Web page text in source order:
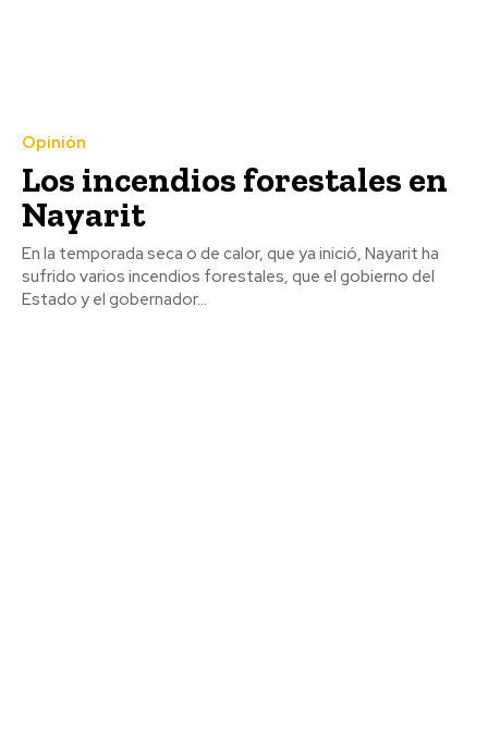
Opinión
Los incendios forestales en
Nayarit
En la temporada seca o de calor, que ya inició, Nayarit ha
sufrido varios incendios forestales, que el gobierno del
Estado y el gobernador...